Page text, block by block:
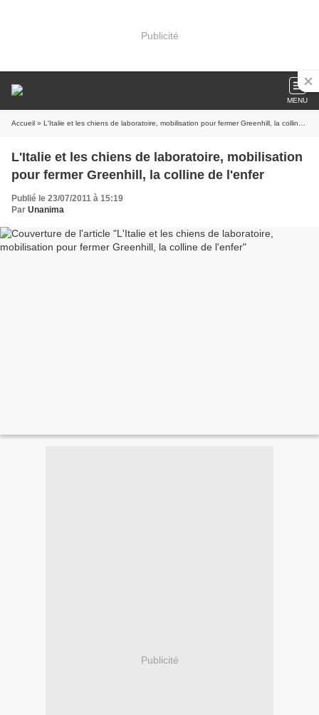
Publicité
MENU
Accueil » L'Italie et les chiens de laboratoire, mobilisation pour fermer Greenhill, la colline de l'enfer
L'Italie et les chiens de laboratoire, mobilisation
pour fermer Greenhill, la colline de l'enfer
Publié le 23/07/2011 à 15:19
Par Unanima
Publicité